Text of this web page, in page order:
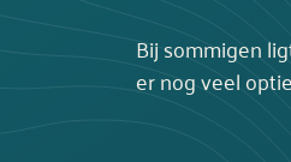
Bij sommigen
er nog veel